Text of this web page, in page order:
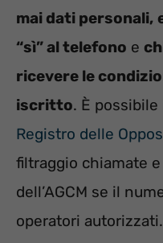
mai dati personali,
“sì” al telefono e
ricevere le
iscritto. È
Registro delle
filtraggio chiamate
dell’AGCM se il
operatori autorizzati.